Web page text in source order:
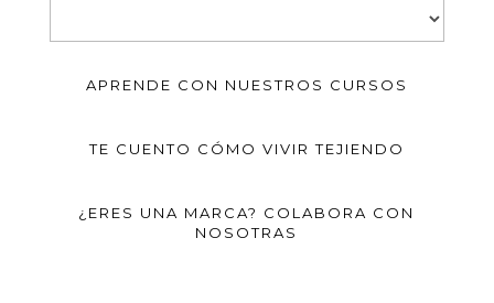
APRENDE CON NUESTROS CURSOS
TE CUENTO CÓMO VIVIR TEJIENDO
¿ERES UNA MARCA? COLABORA CON
NOSOTRAS